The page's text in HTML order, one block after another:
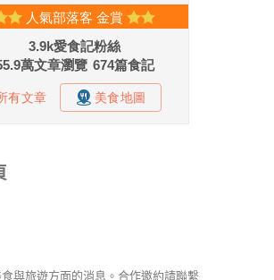
與旅遊方面的消息。合作邀約請聯繫